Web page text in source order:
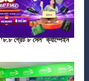
‘৮.৮ গ্রেট ৮ সেল’ ক্যাম্পেইন